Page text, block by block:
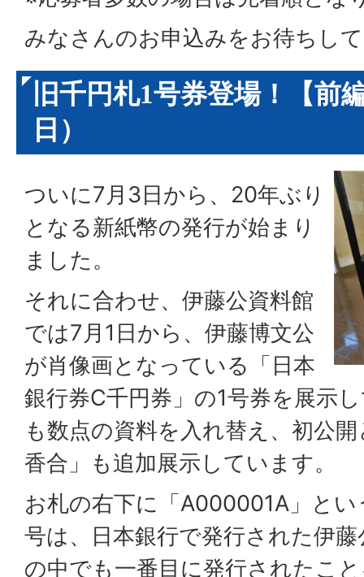
みなさんのお申込みをお待ちし
旧千円札1号券登場！【前
日）
ついに7月3日から、20年ぶり
となる新紙幣の発行が始まり
ました。
それに合わせ、伊藤公資料館
では7月1日から、伊藤博文公
が肖像画となっている「日本
銀行券C千円券」の1号券を展示
も数点の資料を入れ替え、初公
香合」も追加展示しています。
お札の右下に「A000001A」と
号は、日本銀行で発行された伊
の中でも一番目に発行されたこ